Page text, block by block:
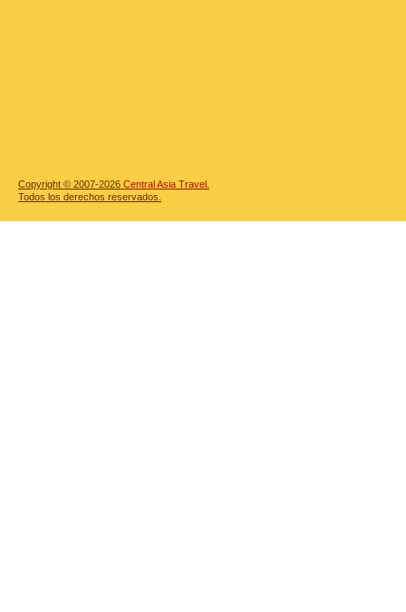
Copyright © 2007-2026 Central Asia Travel.
Todos los derechos reservados.